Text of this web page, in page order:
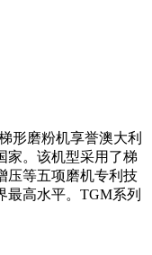
形磨粉机享誉澳大利
家。该机型采用了梯
压等五项磨机专利技
最高水平。TGM系列